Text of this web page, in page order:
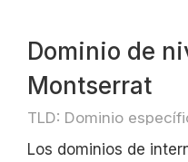
Dominio de
Montserrat
TLD: Dominio
Los dominios de